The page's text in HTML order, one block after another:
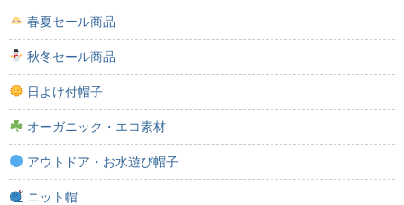
春夏セール商品
秋冬セール商品
日よけ付帽子
オーガニック・エコ素材
アウトドア・お水遊び帽子
ニット帽